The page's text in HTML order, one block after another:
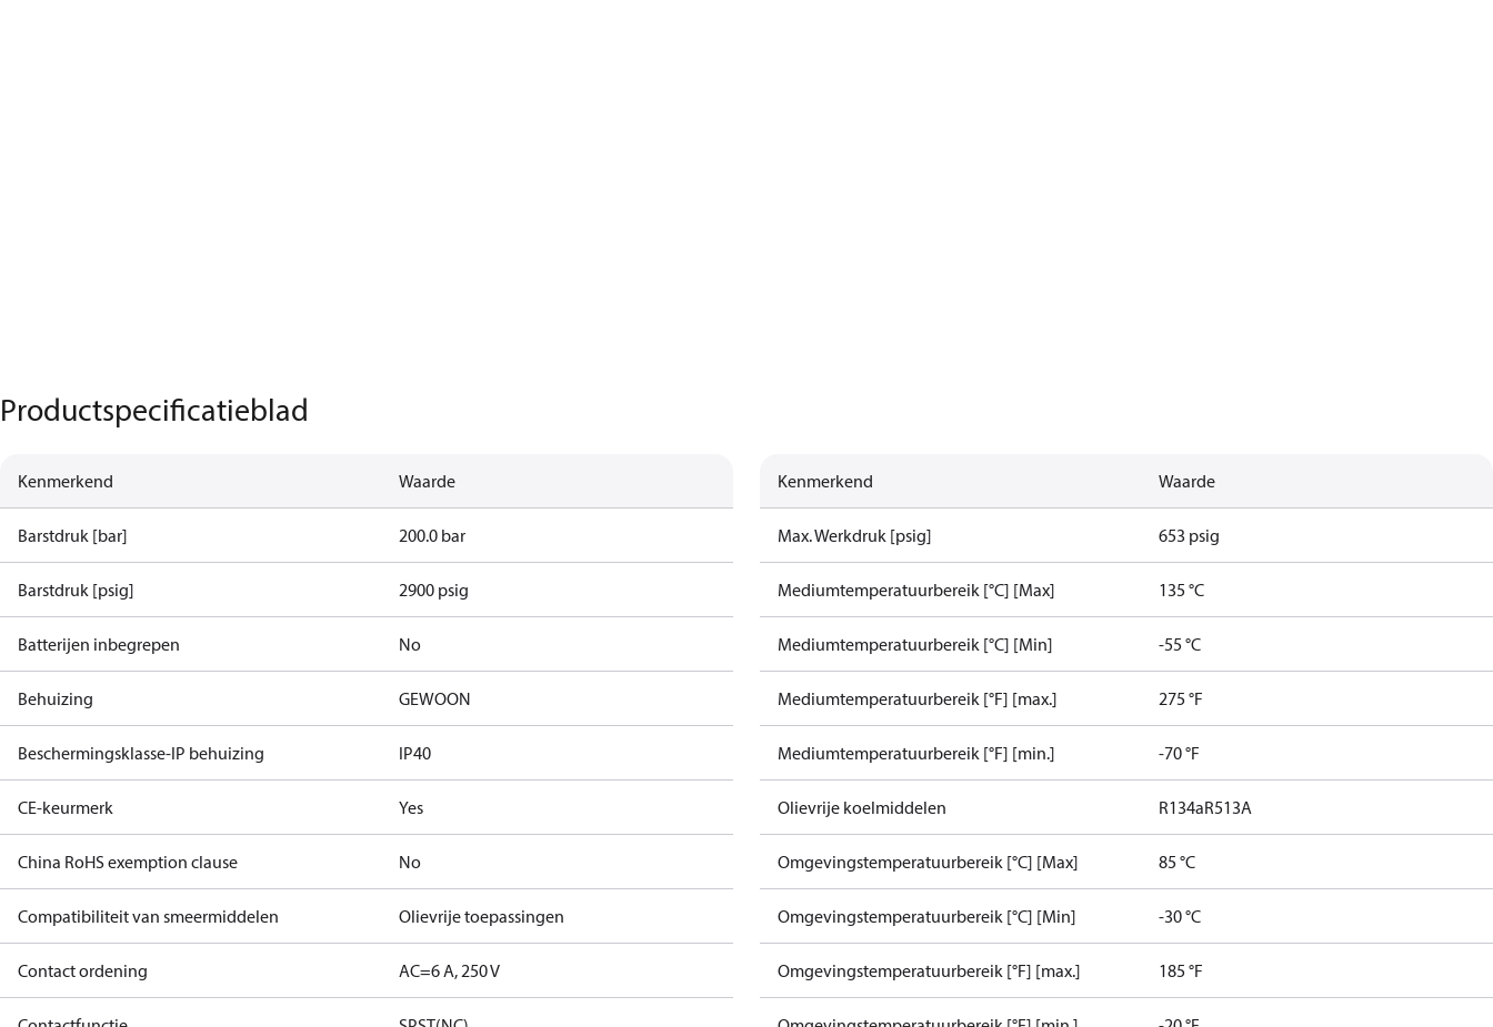
Productspecificatieblad
Kenmerkend Waarde
Barstdruk [bar] 200.0 bar
Barstdruk [psig] 2900 psig
Batterijen inbegrepen No
Behuizing GEWOON
Beschermingsklasse-IP behuizing IP40
CE-keurmerk Yes
China RoHS exemption clause No
Compatibiliteit van smeermiddelen Olievrije toepassingen
Contact ordening AC=6 A, 250 V
Kenmerkend Waarde
Max. Werkdruk [psig] 653 psig
Mediumtemperatuurbereik [°C] [Max] 135 °C
Mediumtemperatuurbereik [°C] [Min] -55 °C
Mediumtemperatuurbereik [°F] [max.] 275 °F
Mediumtemperatuurbereik [°F] [min.] -70 °F
Olievrije koelmiddelen R134aR513A
Omgevingstemperatuurbereik [°C] [Max] 85 °C
Omgevingstemperatuurbereik [°C] [Min] -30 °C
Omgevingstemperatuurbereik [°F] [max.] 185 °F